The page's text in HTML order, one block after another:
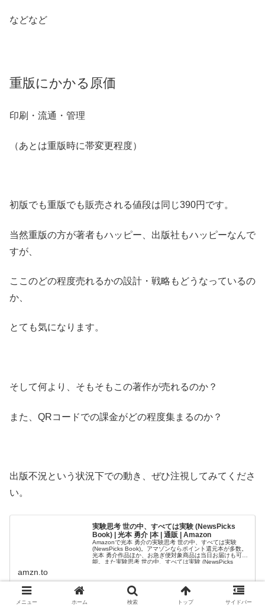
などなど
重版にかかる原価
印刷・流通・管理
（あとは重版時に帯変更程度）
初版でも重版でも販売される値段は同じ390円です。
当然重版の方が著者もハッピー、出版社もハッピーなんで
すが、
ここのどの程度売れるかの設計・戦略もどうなっているの
か、
とても気になります。
そして何より、そもそもこの著作が売れるのか？
また、QRコードでの課金がどの程度集まるのか？
出版不況という状況下での動き、ぜひ注視してみてくださ
い。
実験思考 世の中、すべては実験 (NewsPicks
Book) | 光本 勇介 |本 | 通販 | Amazon
Amazonで光本 勇介の実験思考 世の中、すべては実験
(NewsPicks Book)。アマゾンならポイント還元本が多数。
光本 勇介作品ほか、お急ぎ便対象商品は当日お届けも可
能。また実験思考 世の中、すべては実験 (NewsPicks
amzn.to
メニュー ホーム 検索 トップ サイドバー